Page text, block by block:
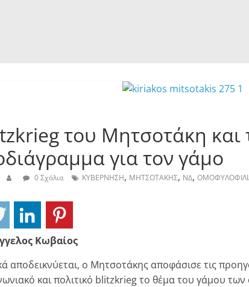
του Μητσοτάκη και
για τον γάμο
0 Σχόλια ΚΥΒΕΡΝΗΣΗ, ΜΗΤΣΟΤΑΚΗΣ, ΝΔ,
Κωβαίος
αποδεικνύεται, ο Μητσοτάκης αποφάσισε τις
και πολιτικό blitzkrieg το θέμα του γάμου